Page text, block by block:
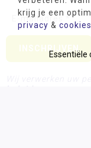
krijg je een
privacy & cookies
Essentiële